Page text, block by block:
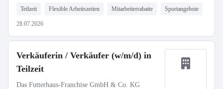
Teilzeit Flexible Arbeitszeiten Mitarbeiterrabatte Sportangebote
28.07.2026
Verkäuferin / Verkäufer (w/m/d) in
Teilzeit
Das Futterhaus-Franchise GmbH & Co. KG